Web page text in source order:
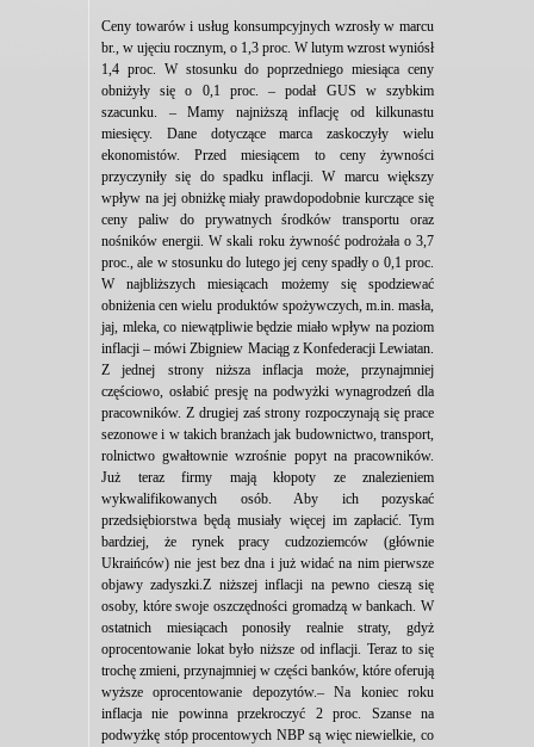
Ceny towarów i usług konsumpcyjnych wzrosły w marcu
br., w ujęciu rocznym, o 1,3 proc. W lutym wzrost wyniósł
1,4 proc. W stosunku do poprzedniego miesiąca ceny
obniżyły się o 0,1 proc. – podał GUS w szybkim
szacunku. – Mamy najniższą inflację od kilkunastu
miesięcy. Dane dotyczące marca zaskoczyły wielu
ekonomistów. Przed miesiącem to ceny żywności
przyczyniły się do spadku inflacji. W marcu większy
wpływ na jej obniżkę miały prawdopodobnie kurczące się
ceny paliw do prywatnych środków transportu oraz
nośników energii. W skali roku żywność podrożała o 3,7
proc., ale w stosunku do lutego jej ceny spadły o 0,1 proc.
W najbliższych miesiącach możemy się spodziewać
obniżenia cen wielu produktów spożywczych, m.in. masła,
jaj, mleka, co niewątpliwie będzie miało wpływ na poziom
inflacji – mówi Zbigniew Maciąg z Konfederacji Lewiatan.
Z jednej strony niższa inflacja może, przynajmniej
częściowo, osłabić presję na podwyżki wynagrodzeń dla
pracowników. Z drugiej zaś strony rozpoczynają się prace
sezonowe i w takich branżach jak budownictwo, transport,
rolnictwo gwałtownie wzrośnie popyt na pracowników.
Już teraz firmy mają kłopoty ze znalezieniem
wykwalifikowanych osób. Aby ich pozyskać
przedsiębiorstwa będą musiały więcej im zapłacić. Tym
bardziej, że rynek pracy cudzoziemców (głównie
Ukraińców) nie jest bez dna i już widać na nim pierwsze
objawy zadyszki.Z niższej inflacji na pewno cieszą się
osoby, które swoje oszczędności gromadzą w bankach. W
ostatnich miesiącach ponosiły realnie straty, gdyż
oprocentowanie lokat było niższe od inflacji. Teraz to się
trochę zmieni, przynajmniej w części banków, które oferują
wyższe oprocentowanie depozytów.– Na koniec roku
inflacja nie powinna przekroczyć 2 proc. Szanse na
podwyżkę stóp procentowych NBP są więc niewielkie, co